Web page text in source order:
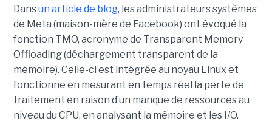
Dansun article de blog, les administrateurs systèmes
de Meta (maison-mère de Facebook) ont évoqué la
fonction TMO, acronyme de Transparent Memory
Offloading (déchargement transparent de la
mémoire). Celle-ci est intégrée au noyau Linux et
fonctionne en mesurant en temps réel la perte de
traitement en raison d’un manque de ressources au
niveau du CPU, en analysant la mémoire et les I/O.